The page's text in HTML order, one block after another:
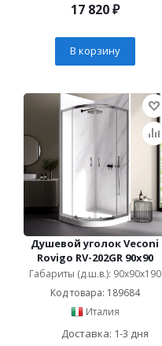
17 820₽
В корзину
Душевой уголок Veconi
Rovigo RV-202GR 90x90
Габариты (д.ш.в.): 90x90x190
Код товара: 189684
Италия
Доставка: 1-3 дня